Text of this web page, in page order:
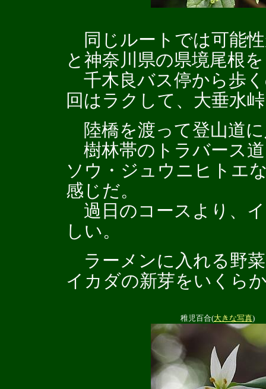
同じルートでは可能
と神奈川県の県境尾根
千木良バス停から歩
回はラクして、大垂水
陸橋を渡って登山道
樹林帯のトラバース
ソウ・ジュウニヒトエ
感じだ。
過日のコースより、
しい。
ラーメンに入れる野
イカダの新芽をいくら
稚児百合(大きな写真)